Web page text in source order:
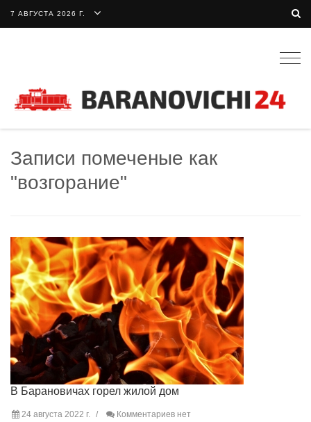
7 АВГУСТА 2026 Г.
Записи помеченые как
"возгорание"
В Барановичах горел жилой дом
24 августа 2022 г.
Комментариев нет